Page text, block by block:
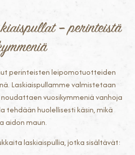
– perinteistä
perinteisten leipomotuotteiden
Laskiaispullamme valmistetaan
vuosikymmeniä vanhoja
tehdään huolellisesti käsin, mikä
aidon maun.
laskiaispullia, jotka sisältävät: